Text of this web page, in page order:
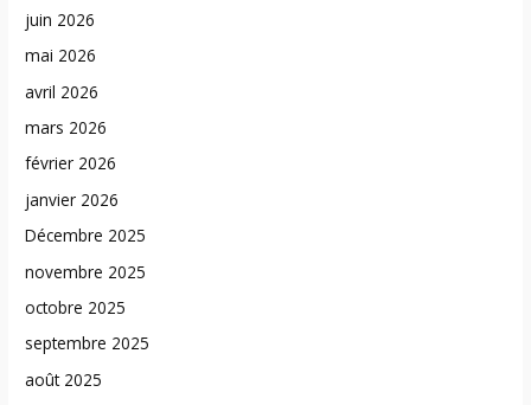
juin 2026
mai 2026
avril 2026
mars 2026
février 2026
janvier 2026
Décembre 2025
novembre 2025
octobre 2025
septembre 2025
août 2025